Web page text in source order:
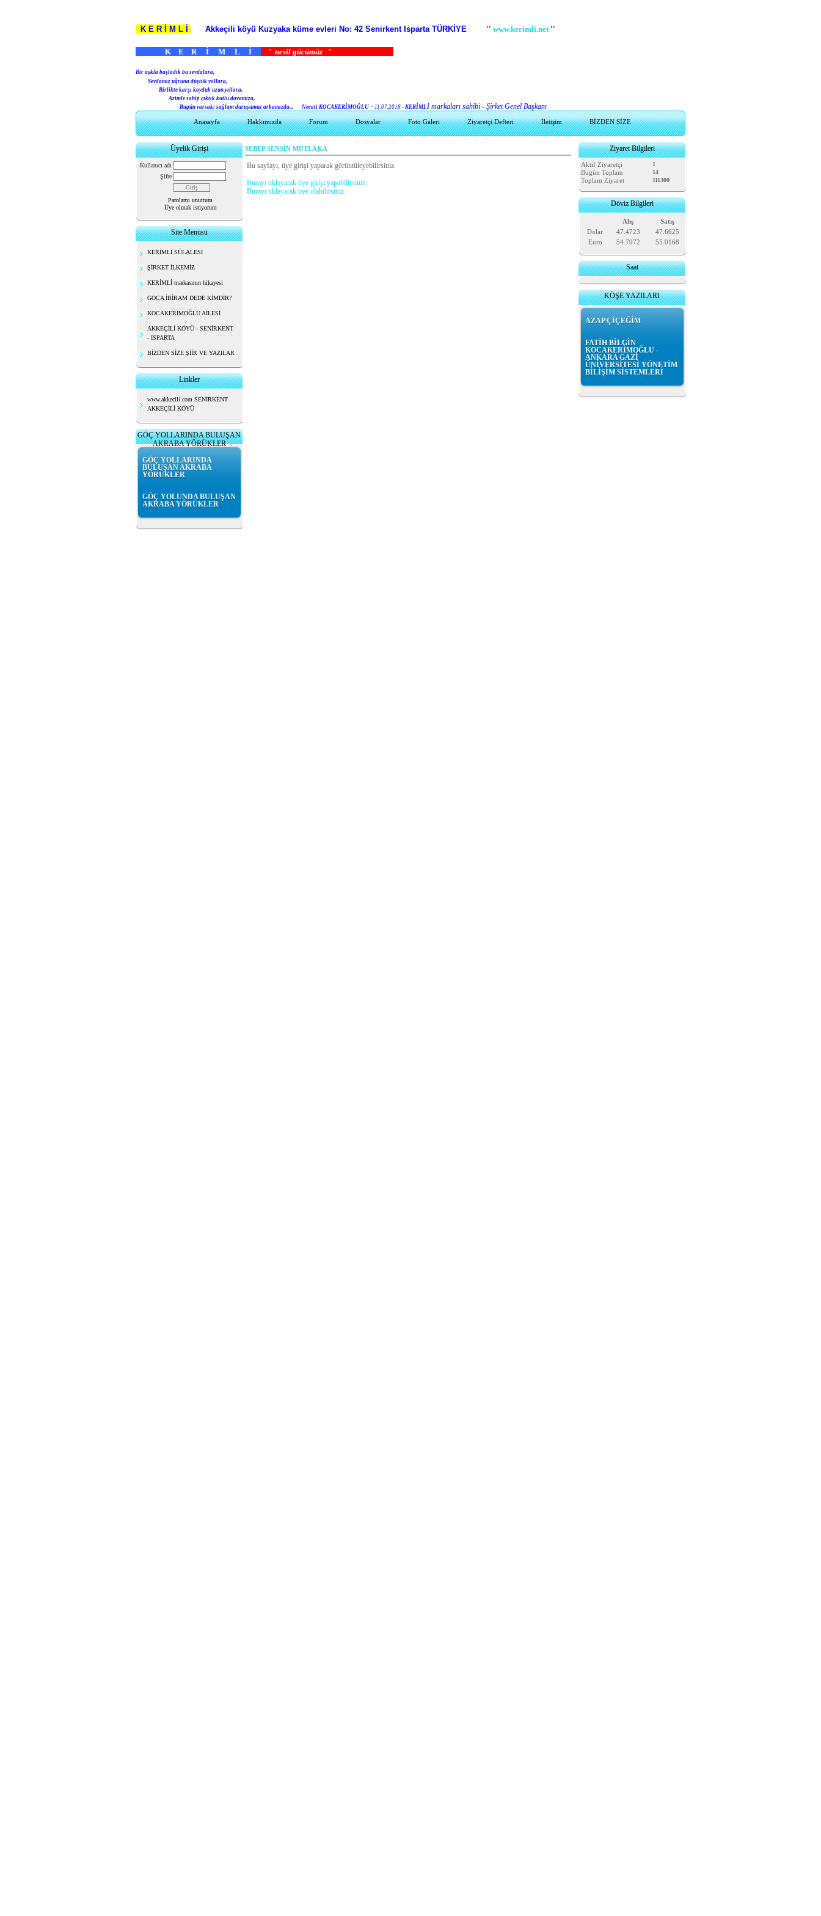
K E R İ M L İ Akkeçili köyü Kuzyaka küme evleri No: 42 Senirkent Isparta TÜRKİYE '' www.kerimli.net''
K E R İ M L İ " nesil gücümüz "
Bir aşkla başladık bu sevdalara,
Sevdamız uğruna düştük yollara,
Birlikte karşı koyduk uzun yıllara,
Azimle sahip çıktık kutlu davamıza,
Bugün varsak; sağlam duruşumuz arkamızda...
Necati KOCAKERİMOĞLU - 11.07.2018 - KERİMLİ markaları sahibi - Şirket Genel Başkanı
Anasayfa Hakkımızda Forum Dosyalar Foto Galeri Ziyaretçi Defteri İletişim BİZDEN SİZE
Üyelik Girişi
Kullanıcı adı
Şifre
Parolamı unuttum
Üye olmak istiyorum
Site Menüsü
KERİMLİ SÜLALESİ
ŞİRKET İLKEMİZ
KERİMLİ markasının hikayesi
GOCA İBİRAM DEDE KİMDİR?
KOCAKERİMOĞLU AİLESİ
AKKEÇİLİ KÖYÜ - SENİRKENT
- ISPARTA
BİZDEN SİZE ŞİİR VE YAZILAR
Linkler
www.akkecili.com SENİRKENT
AKKEÇİLİ KÖYÜ
GÖÇ YOLLARINDA BULUŞAN
AKRABA YÖRÜKLER
GÖÇ YOLLARINDA
BULUŞAN AKRABA
YÖRÜKLER
GÖÇ YOLUNDA BULUŞAN
AKRABA YÖRÜKLER
SEBEP SENSİN MUTLAKA
Bu sayfayı, üye girişi yaparak görüntüleyebilirsiniz.
Burayı tıklayarak üye girişi yapabilirsiniz.
Burayı tıklayarak üye olabilirsiniz.
Ziyaret Bilgileri
Aktif Ziyaretçi 1
Bugün Toplam 14
Toplam Ziyaret 111300
Döviz Bilgileri
Alış
Satış
Dolar
47.4723
47.6625
Euro
54.7972 55.0168
Saat
KÖŞE YAZILARI
AZAP ÇİÇEĞİM
FATİH BİLGİN
KOCAKERİMOĞLU -
ANKARA GAZİ
ÜNİVERSİTESİ YÖNETİM
BİLİŞİM SİSTEMLERİ